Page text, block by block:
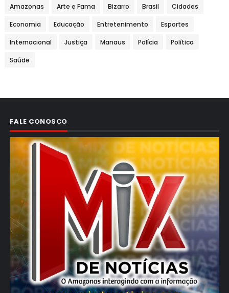
Amazonas Arte e Fama Bizarro Brasil Cidades
Economia Educação Entretenimento Esportes
Internacional Justiça Manaus Polícia Política
Saúde
FALE CONOSCO